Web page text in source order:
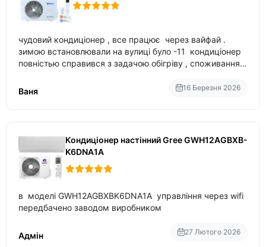
чудовий кондиціонер , все працює через вайфай .
зимою встановлювали на вулиці було -11 кондиціонер
повністью справився з задачою обігріву , споживання
температури
Ваня 16 Березня 2026
Кондиціонер настінний Gree GWH12AGBXB-
K6DNA1A
в моделі GWH12AGBXBK6DNA1A управління через wifi
передбачено заводом виробником
Адмін 27 Лютого 2026